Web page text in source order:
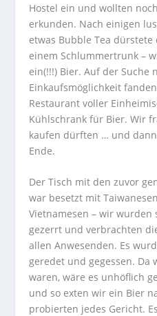
Hostel ein und wollten
erkunden. Nach einigen
etwas Bubble Tea
einem Schlummertrunk –
ein(!!!) Bier. Auf der Suche
Einkaufsmöglichkeit
Restaurant voller
Kühlschrank für Bier. Wir
kaufen dürften … und
Ende.
Der Tisch mit den zuvor
war besetzt mit
Vietnamesen – wir wurden
gezerrt und verbrachten
allen Anwesenden. Es
geredet und gegessen. Da
waren, wäre es unhöflich
und so exten wir ein Bier
probierten jedes Gericht.